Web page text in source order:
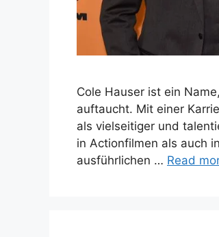
Cole Hauser ist ein
auftaucht. Mit einer
als vielseitiger und
in Actionfilmen als auch
ausführlichen … Read